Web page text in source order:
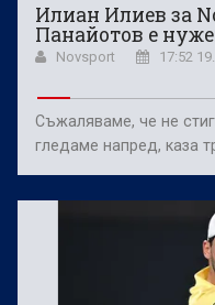
Илиан Илиев за
Панайотов е
Novsport 17:52
Съжаляваме, че не
гледаме напред, каза